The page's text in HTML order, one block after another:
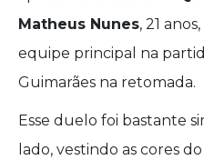
Matheus Nunes, 21
equipe principal na
Guimarães na retomada.
Esse duelo foi bastante
lado, vestindo as cores do